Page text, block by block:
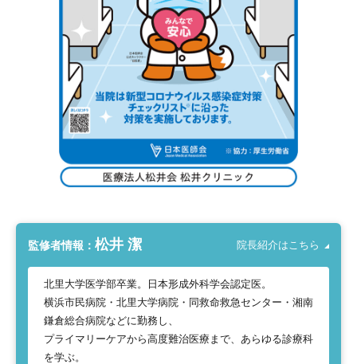
監修者情報： 松井 潔 院長紹介はこちら
北里大学医学部卒業。日本形成外科学会認定医。
横浜市民病院・北里大学病院・同救命救急センター・湘南
鎌倉総合病院などに勤務し、
プライマリーケアから高度難治医療まで、あらゆる診療科
を学ぶ。